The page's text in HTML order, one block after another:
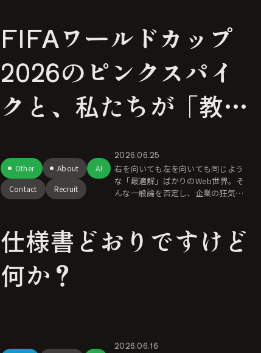
新。毎年必ずやってくる年中行事な
FIFAワールドカップ
2026のピンクスパイ
クと、私たちが「教科
サイト」ではない理由
Other About
AI
Contact
Recruit
2026.06.25
右を向いても左を向いても同じよう
な「最適解」ばかりのWeb世界。そ
んな一般論を否定し、企業の狂気に
はなく、私たちの剥き出
仕様書どおりですけど
何か？
2026.06.16